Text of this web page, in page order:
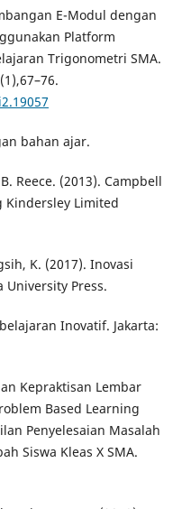
E-Modul dengan
Platform
Trigonometri SMA.
bahan ajar.
Reece. (2013). Campbell
Kindersley Limited
K. (2017). Inovasi
University Press.
Inovatif. Jakarta:
Kepraktisan Lembar
Based Learning
Penyelesaian Masalah
Siswa Kleas X SMA.